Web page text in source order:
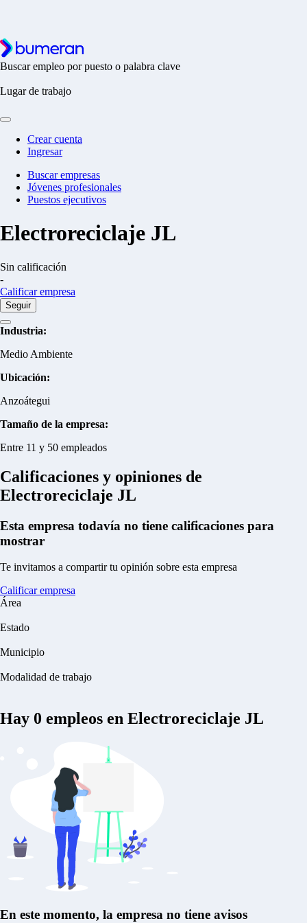
Buscar empleo por puesto o palabra clave
Lugar de trabajo
Crear cuenta
Ingresar
Buscar empresas
Jóvenes profesionales
Puestos ejecutivos
Electroreciclaje JL
Sin calificación
-
Calificar empresa
Seguir
Industria:
Medio Ambiente
Ubicación:
Anzoátegui
Tamaño de la empresa:
Entre 11 y 50 empleados
Calificaciones y opiniones de
Electroreciclaje JL
Esta empresa todavía no tiene calificaciones para
mostrar
Te invitamos a compartir tu opinión sobre esta empresa
Calificar empresa
Área
Estado
Municipio
Modalidad de trabajo
Hay 0 empleos en Electroreciclaje JL
En este momento, la empresa no tiene avisos